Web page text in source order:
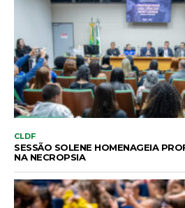
CLDF
SESSÃO SOLENE HOMENAGEIA
NA NECROPSIA